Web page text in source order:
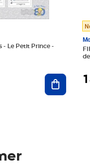
- Le Petit Prince -
Ajouter